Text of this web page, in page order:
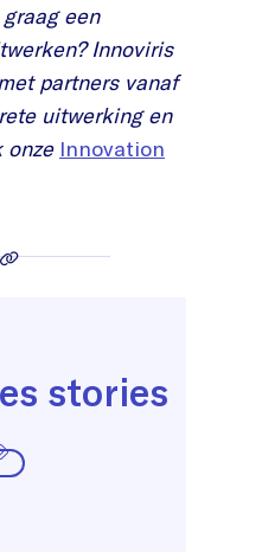
een
Innoviris
partners vanaf
uitwerking en
onze Innovation
stories